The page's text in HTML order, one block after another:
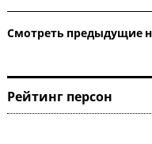
Смотреть